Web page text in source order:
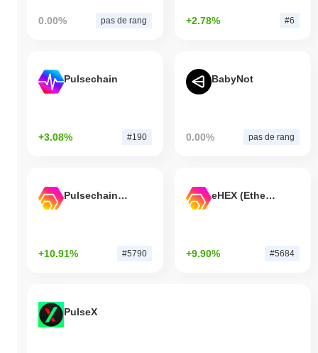
0.00% pas de rang +2.78% #6
Pulsechain
+3.08% #190
BabyNot
0.00% pas de rang
Pulsechain Bridged HEX (Pulsechain)
+10.91% #5790
eHEX (Ethereum)
+9.90% #5684
PulseX